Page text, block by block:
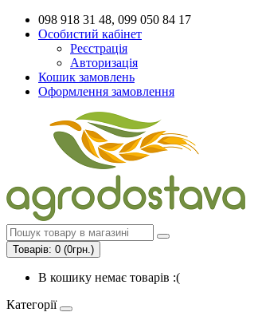
098 918 31 48, 099 050 84 17
Особистий кабінет
Реєстрація
Авторизація
Кошик замовлень
Оформлення замовлення
Товарів: 0 (0грн.)
В кошику немає товарів :(
Категорії